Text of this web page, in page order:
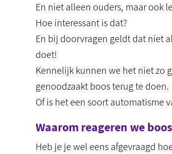
En niet alleen ouders, maar ook
Hoe interessant is dat?
En bij doorvragen geldt dat niet
doet!
Kennelijk kunnen we het niet zo
genoodzaakt boos terug te doen.
Of is het een soort automatisme
Waarom reageren we
Heb je je wel eens afgevraagd